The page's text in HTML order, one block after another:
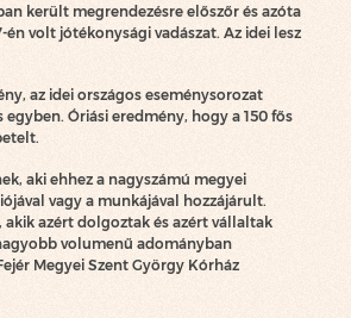
került megrendezésre előszőr és azóta
én volt jótékonysági vadászat. Az idei lesz
az idei országos eseménysorozat
Óriási eredmény, hogy a 150 fős
aki ehhez a nagyszámú megyei
vagy a munkájával hozzájárult.
akik azért dolgoztak és azért vállaltak
volumenű adományban
Megyei Szent György Kórház